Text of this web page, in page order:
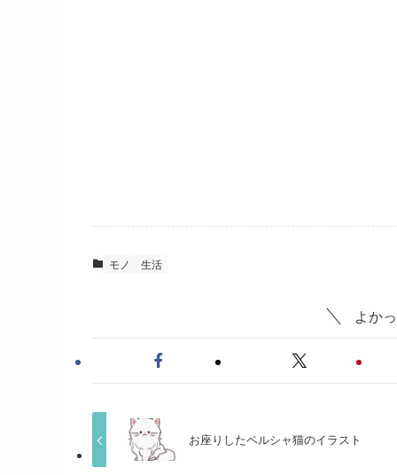
モノ 生活
よか
お座りしたペルシャ猫のイラスト